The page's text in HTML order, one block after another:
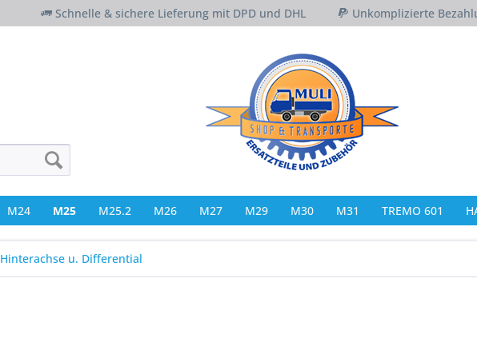
Schnelle & sichere Lieferung mit DPD und DHL Unkomplizierte
M24 M25 M25.2 M26 M27 M29 M30 M31 TREMO 601
Hinterachse u. Differential